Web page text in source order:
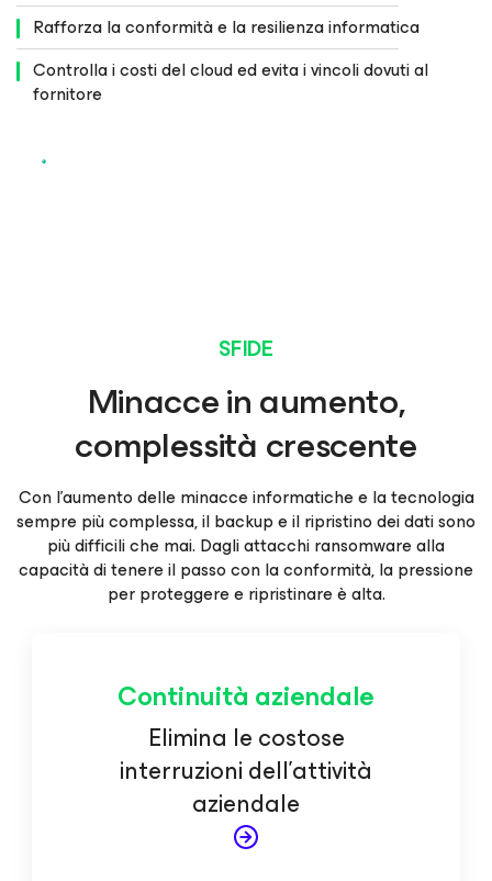
Rafforza la conformità e la resilienza informatica
Controlla i costi del cloud ed evita i vincoli dovuti al
fornitore
SFIDE
Minacce in aumento,
complessità crescente
Con l'aumento delle minacce informatiche e la tecnologia
sempre più complessa, il backup e il ripristino dei dati sono
più difficili che mai. Dagli attacchi ransomware alla
capacità di tenere il passo con la conformità, la pressione
per proteggere e ripristinare è alta.
Continuità aziendale
Elimina le costose
interruzioni dell'attività
aziendale